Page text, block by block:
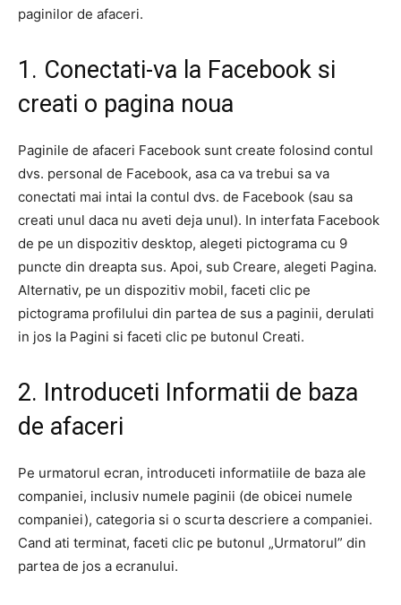
paginilor de afaceri.
1. Conectati-va la Facebook si
creati o pagina noua
Paginile de afaceri Facebook sunt create folosind contul
dvs. personal de Facebook, asa ca va trebui sa va
conectati mai intai la contul dvs. de Facebook (sau sa
creati unul daca nu aveti deja unul). In interfata Facebook
de pe un dispozitiv desktop, alegeti pictograma cu 9
puncte din dreapta sus. Apoi, sub Creare, alegeti Pagina.
Alternativ, pe un dispozitiv mobil, faceti clic pe
pictograma profilului din partea de sus a paginii, derulati
in jos la Pagini si faceti clic pe butonul Creati.
2. Introduceti Informatii de baza
de afaceri
Pe urmatorul ecran, introduceti informatiile de baza ale
companiei, inclusiv numele paginii (de obicei numele
companiei), categoria si o scurta descriere a companiei.
Cand ati terminat, faceti clic pe butonul „Urmatorul” din
partea de jos a ecranului.